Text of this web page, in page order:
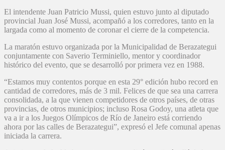
El intendente Juan Patricio Mussi, quien estuvo junto al diputado
provincial Juan José Mussi, acompañó a los corredores, tanto en la
largada como al momento de coronar el cierre de la competencia.
La maratón estuvo organizada por la Municipalidad de Berazategui
conjuntamente con Saverio Terminiello, mentor y coordinador
histórico del evento, que se desarrolló por primera vez en 1988.
“Estamos muy contentos porque en esta 29° edición hubo record en
cantidad de corredores, más de 3 mil. Felices de que sea una carrera
consolidada, a la que vienen competidores de otros países, de otras
provincias, de otros municipios; incluso Rosa Godoy, una atleta que
va a ir a los Juegos Olímpicos de Río de Janeiro está corriendo
ahora por las calles de Berazategui”, expresó el Jefe comunal apenas
iniciada la carrera.